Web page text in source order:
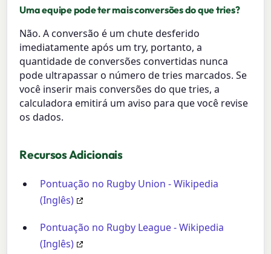
Uma equipe pode ter mais conversões do que tries?
Não. A conversão é um chute desferido
imediatamente após um try, portanto, a
quantidade de conversões convertidas nunca
pode ultrapassar o número de tries marcados. Se
você inserir mais conversões do que tries, a
calculadora emitirá um aviso para que você revise
os dados.
Recursos Adicionais
Pontuação no Rugby Union - Wikipedia
(Inglês)
Pontuação no Rugby League - Wikipedia
(Inglês)